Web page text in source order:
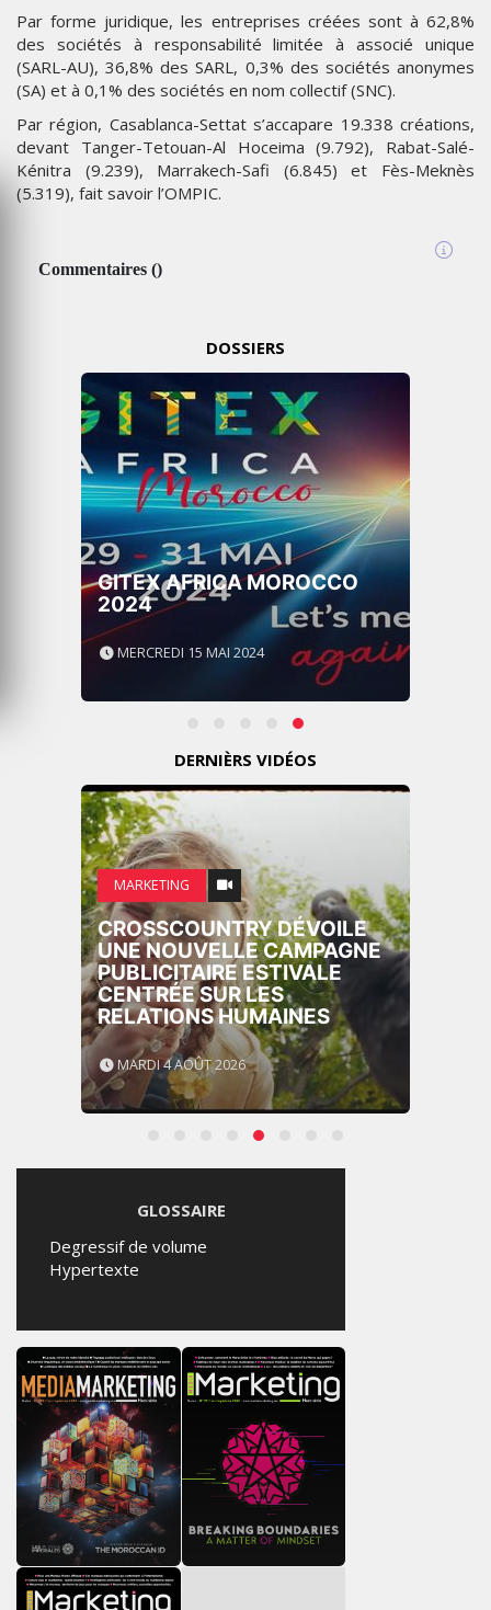
Par forme juridique, les entreprises créées sont à 62,8%
des sociétés à responsabilité limitée à associé unique
(SARL-AU), 36,8% des SARL, 0,3% des sociétés anonymes
(SA) et à 0,1% des sociétés en nom collectif (SNC).
Par région, Casablanca-Settat s’accapare 19.338 créations,
devant Tanger-Tetouan-Al Hoceima (9.792), Rabat-Salé-
Kénitra (9.239), Marrakech-Safi (6.845) et Fès-Meknès
(5.319), fait savoir l’OMPIC.
Commentaires (0
DOSSIERS
GITEX AFRICA MOROCCO
2024
MERCREDI 15 MAI 2024
DERNIÈRS VIDÉOS
MARKETING
CROSSCOUNTRY DÉVOILE
UNE NOUVELLE CAMPAGNE
PUBLICITAIRE ESTIVALE
CENTRÉE SUR LES
RELATIONS HUMAINES
MARDI 4 AOÛT 2026
GLOSSAIRE